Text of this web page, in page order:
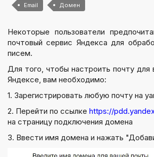
Email Домен
Некоторые пользователи
почтовый сервис Яндекса для
писем.
Для того, чтобы настроить почту для
Яндексе, вам необходимо:
1. Зарегистрировать любую почту на
2. Перейти по ссылке https://
на страницу подключения домена
3. Ввести имя домена и нажать